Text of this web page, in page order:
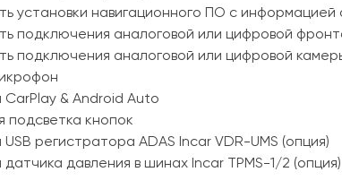
установки навигационного ПО с
подключения аналоговой или цифровой
подключения аналоговой или цифровой
& Android Auto
подсветка кнопок
регистратора ADAS Incar VDR-UMS (опция)
давления в шинах Incar TPMS-1/2 (опция)